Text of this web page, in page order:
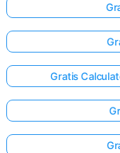
Gratis